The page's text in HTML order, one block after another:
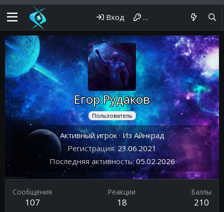
Вход Регистрация
Егор Рудаков
Пользователь
Активный игрок ·ИзАйнкрад
Регистрация 23.06.2021
Последняя активность 05.02.2026
Сообщения
107
Реакции
18
Баллы
210